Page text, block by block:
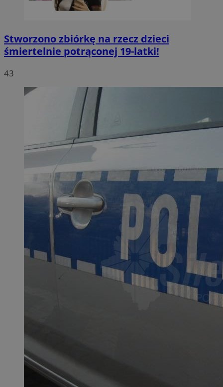
Stworzono zbiórkę na rzecz dzieci
śmiertelnie potrąconej 19-latki!
43